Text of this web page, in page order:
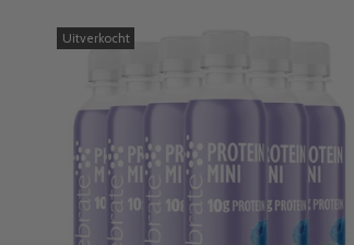
Uitverkocht